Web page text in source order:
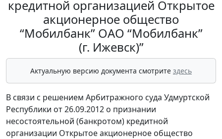
кредитной организацией Открытое
акционерное общество
“Мобилбанк” ОАО “Мобилбанк”
(г. Ижевск)”
Актуальную версию документа смотрите здесь
В связи с решением Арбитражного суда Удмуртской
Республики от 26.09.2012 о признании
несостоятельной (банкротом) кредитной
организации Открытое акционерное общество